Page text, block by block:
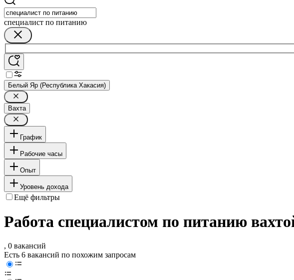
специалист по питанию
Белый Яр (Республика Хакасия)
Вахта
График
Рабочие часы
Опыт
Уровень дохода
Ещё фильтры
Работа специалистом по питанию
, 0 вакансий
Есть 6 вакансий по похожим запросам